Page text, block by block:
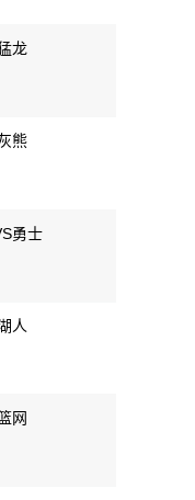
龙
熊
勇士
人
网